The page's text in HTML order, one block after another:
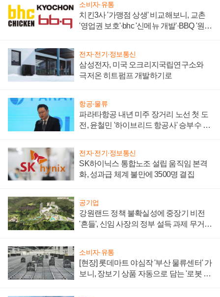
소비자·유통
치킨3사 '가맹점 상생' 비교해보니, 교촌
'영업권 보호'·bhc '신메뉴 개발'·BBQ '원가
전자·전기·정보통신
삼성전자, 미국 오크리지국립연구소와
극저온 히트펌프 개발하기로
항공·물류
파라타항공 내년 미주 장거리 노선 첫 도
전, 윤철민 '하이브리드 항공사' 승부수 통
전자·전기·정보통신
SK하이닉스 통합노조 설립 움직임 본격
화, 성과급 체계 불만에 3500명 결집
공기업
강원랜드 정책 불확실성에 중장기 비전
'흔들', 신임 사장의 정부 설득 과제 무거워
소비자·유통
[현장] 롯데마트 야심작 '부산 물류센터' 가
보니, 장보기 상품 자동으로 담는 '로봇 40